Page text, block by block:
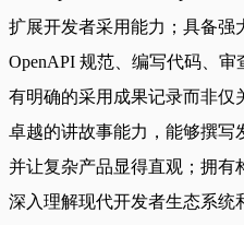
扩展开发者采用能力；具备强
OpenAPI 规范、编写代码、审
有明确的采用成果记录而非仅
卓越的讲故事能力，能够撰写
并让复杂产品显得直观；拥有
深入理解现代开发者生态系统